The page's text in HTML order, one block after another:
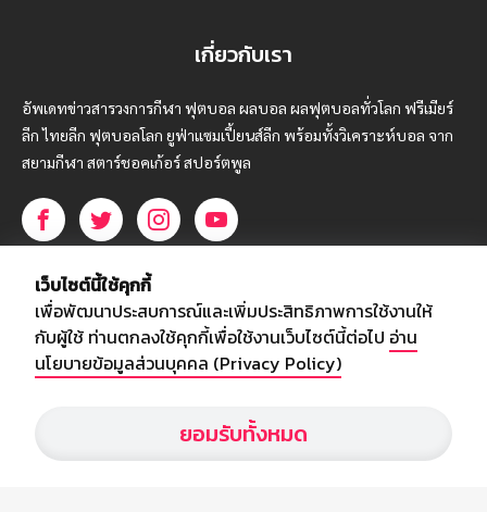
เกี่ยวกับเรา
อัพเดทข่าวสารวงการกีฬา ฟุตบอล ผลบอล ผลฟุตบอลทั่วโลก ฟรีเมียร์
ลีก ไทยลีก ฟุตบอลโลก ยูฟ่าแซมเปี้ยนส์ลีก พร้อมทั้งวิเคราะห์บอล จาก
สยามกีฬา สตาร์ชอคเก้อร์ สปอร์ตพูล
บริษัท สยามสปอร์ต ซินติเคท จำกัด (มหาชน)
เลขที่ 66/26 - 29 ซอยรามอินทรา 40
ถนนรามอินทรา แขวงนวลจันทร์
เขตบึงกุ่ม กรุงเทพฯ 10230
webmaster@siamsport.co.th
เว็บไซต์ : www.siamsport.co.th
เว็บไซต์นี้ใช้คุกกี้
เพื่อพัฒนาประสบการณ์และเพิ่มประสิทธิภาพการใช้งานให้
กับผู้ใช้ ท่านตกลงใช้คุกกี้เพื่อใช้งานเว็บไซต์นี้ต่อไป อ่าน
นโยบายข้อมูลส่วนบุคคล (Privacy Policy)
ยอมรับทั้งหมด